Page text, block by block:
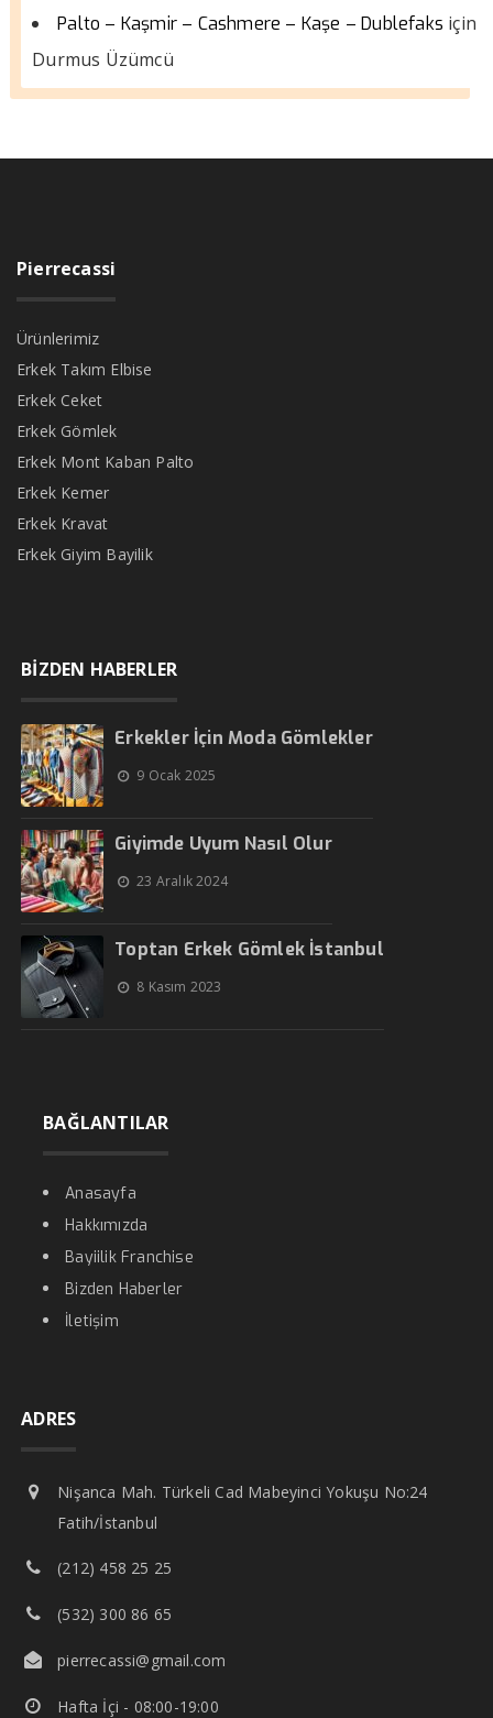
Palto – Kaşmir – Cashmere – Kaşe – Dublefaks için
Durmus Üzümcü
Pierrecassi
Ürünlerimiz
Erkek Takım Elbise
Erkek Ceket
Erkek Gömlek
Erkek Mont Kaban Palto
Erkek Kemer
Erkek Kravat
Erkek Giyim Bayilik
BİZDEN HABERLER
Erkekler İçin Moda Gömlekler
9 Ocak 2025
Giyimde Uyum Nasıl Olur
23 Aralık 2024
Toptan Erkek Gömlek İstanbul
8 Kasım 2023
BAĞLANTILAR
Anasayfa
Hakkımızda
Bayiilik Franchise
Bizden Haberler
İletişim
ADRES
Nişanca Mah. Türkeli Cad Mabeyinci Yokuşu No:24
Fatih/İstanbul
(212) 458 25 25
(532) 300 86 65
pierrecassi@gmail.com
Hafta İçi - 08:00-19:00